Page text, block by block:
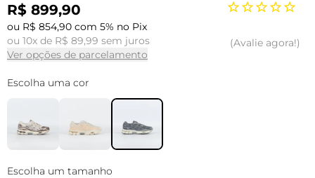
R$ 899,90
ou R$ 854,90 com 5% no Pix
ou 10x de R$ 89,99 sem juros
Ver opções de parcelamento
Avalie agora!
Escolha uma cor
Escolha um tamanho